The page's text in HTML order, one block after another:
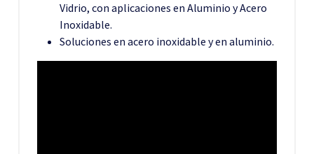
Vidrio, con aplicaciones en Aluminio y Acero
Inoxidable.
Soluciones en acero inoxidable y en aluminio.